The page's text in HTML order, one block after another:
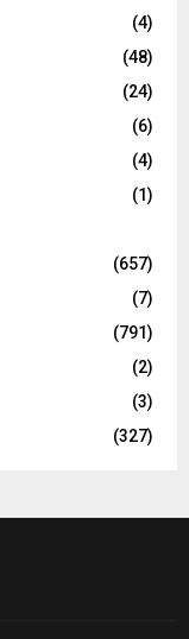
(4)
(48)
(24)
(6)
(4)
(1)
(657)
(7)
(791)
(2)
(3)
(327)